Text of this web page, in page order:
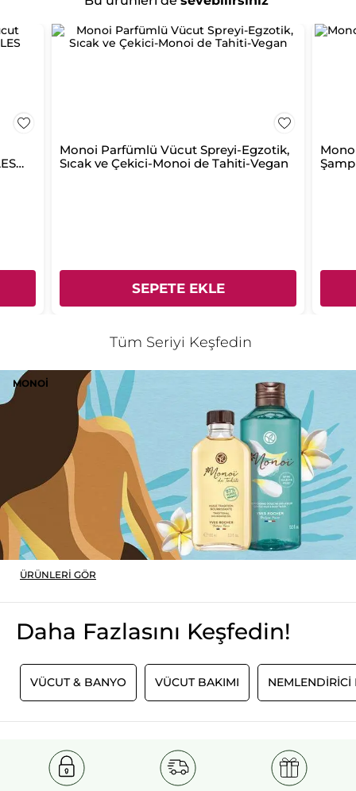
Monoi Parfümlü Vücut Spreyi-Egzotik,
Sıcak ve Çekici-Monoi de Tahiti-Vegan
SEPETE EKLE
Tüm Seriyi Keşfedin
MONOI
ÜRÜNLERI GÖR
Daha Fazlasını Keşfedin!
VÜCUT & BANYO VÜCUT BAKIMI NEMLENDIRICI